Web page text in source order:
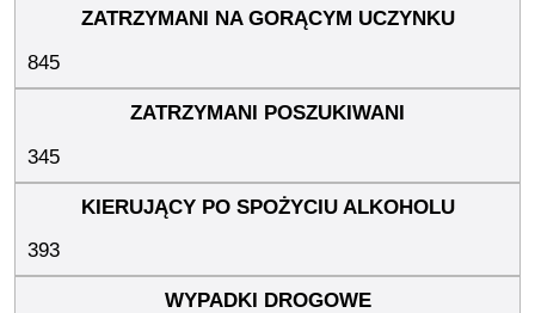
845
345
393